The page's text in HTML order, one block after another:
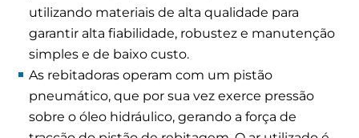
utilizando materiais de alta qualidade para
garantir alta fiabilidade, robustez e manutenção
simples e de baixo custo.
As rebitadoras operam com um pistão
pneumático, que por sua vez exerce pressão
sobre o óleo hidráulico, gerando a força de